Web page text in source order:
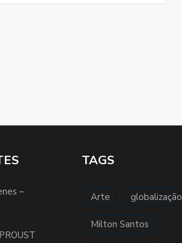
–
TAGS
Arte globalização
Milton Santos